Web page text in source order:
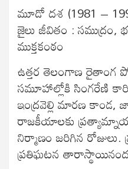
మూడో దశ (1981 –
జైలు జీవితం : సముద్రం,
ముక్తకంఠం
ఉత్తర తెలంగాణ
సమూహాల్లోకి సింగరేణి
ఇంద్రవెల్లి మారణ
రాజకీయాలకు
నిర్మాణం జరిగిన
ప్రతిఘటన